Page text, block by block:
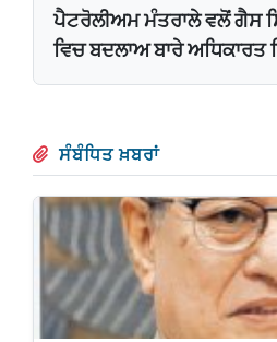
ਪੈਟਰੋਲੀਅਮ ਮੰਤਰਾਲੇ ਵਲੋਂ ਗੈਸ
ਵਿਚ ਬਦਲਾਅ ਬਾਰੇ ਅਧਿਕਾਰਤ
ਸੰਬੰਧਿਤ ਖ਼ਬਰਾਂ